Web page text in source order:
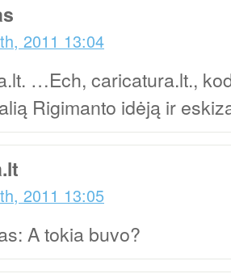
2011 13:04
…Ech, caricatura.lt.,
Rigimanto idėją ir
2011 13:05
A tokia buvo?